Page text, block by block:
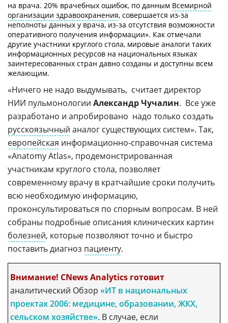
на врача. 20% врачебных ошибок, по данным Всемирной
организации здравоохранения, совершается из-за
неполноты данных у врача, из-за отсутствия возможности
оперативного получения информации». Как отмечали
другие участники круглого стола, мировые аналоги таких
информационных ресурсов на национальных языках
заинтересованных стран давно созданы и доступны всем
желающим.
«Ничего не надо выдумывать,  считает директор
НИИ пульмонологии Александр Чучалин.  Все уже
разработано и апробировано  надо только создать
русскоязычный аналог существующих систем». Так,
европейская информационно-справочная система
«Anatomy Atlas», продемонстрированная
участникам круглого стола, позволяет
современному врачу в кратчайшие сроки получить
всю необходимую информацию,
проконсультироваться по спорным вопросам. В ней
собраны подробные описания клинических картин
болезней, которые позволяют точно и быстро
поставить диагноз пациенту.
Внимание! CNews Analytics готовит
аналитический Обзор «ИТ в национальных
проектах 2006: медицине, образовании, ЖКХ,
сельском хозяйстве». В случае, если